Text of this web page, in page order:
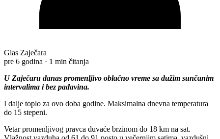
Glas Zaječara
pre 6 godina · 1 min čitanja
U Zaječaru danas promenljivo oblačno vreme sa dužim sunčanim
intervalima i bez padavina.
I dalje toplo za ovo doba godine. Maksimalna dnevna temperatura
do 15 stepeni.
Vetar promenljivog pravca duvaće brzinom do 18 km na sat.